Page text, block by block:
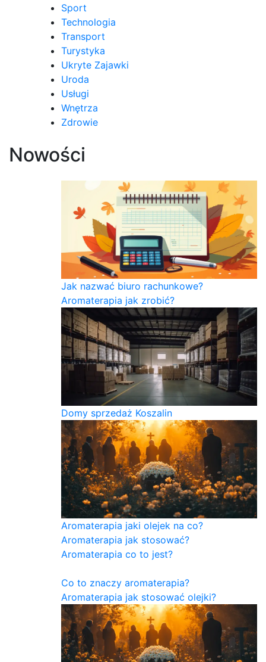
Sport
Technologia
Transport
Turystyka
Ukryte Zajawki
Uroda
Usługi
Wnętrza
Zdrowie
Nowości
Jak nazwać biuro rachunkowe?
Aromaterapia jak zrobić?
Domy sprzedaż Koszalin
Aromaterapia jaki olejek na co?
Aromaterapia jak stosować?
Aromaterapia co to jest?
Co to znaczy aromaterapia?
Aromaterapia jak stosować olejki?